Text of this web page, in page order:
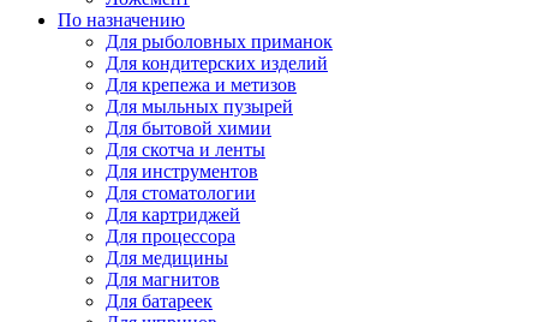
По назначению
Для рыболовных приманок
Для кондитерских изделий
Для крепежа и метизов
Для мыльных пузырей
Для бытовой химии
Для скотча и ленты
Для инструментов
Для стоматологии
Для картриджей
Для процессора
Для медицины
Для магнитов
Для батареек